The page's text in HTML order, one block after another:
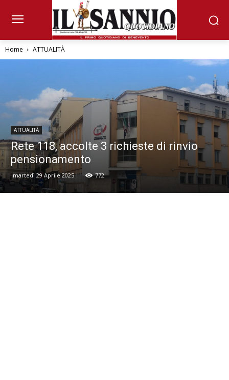
Home ATTUALITÀ
ATTUALITÀ
Rete 118, accolte 3 richieste di rinvio
pensionamento
martedì 29 Aprile 2025 772